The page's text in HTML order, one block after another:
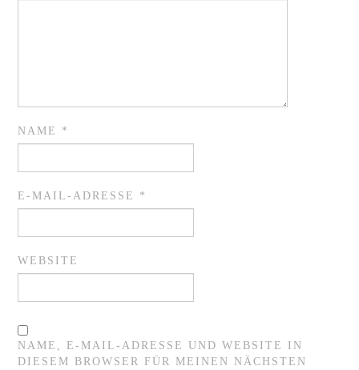
NAME *
E-MAIL-ADRESSE *
WEBSITE
NAME, E-MAIL-ADRESSE UND WEBSITE IN
DIESEM BROWSER FÜR MEINEN NÄCHSTEN